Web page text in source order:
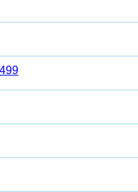
499